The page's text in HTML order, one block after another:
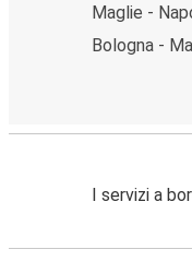
Maglie -
Bologna -
I servizi a